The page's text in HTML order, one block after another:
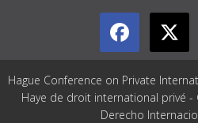
Hague Conference on Private
Haye de droit international privé -
Derecho